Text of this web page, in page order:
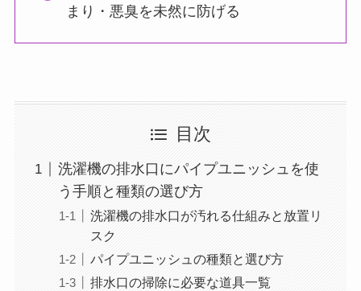
まり・悪臭を未然に防げる
目次
洗濯機の排水口にパイプユニッシュを使
う手順と種類の選び方
洗濯機の排水口が汚れる仕組みと放置リ
スク
パイプユニッシュの種類と選び方
排水口の掃除に必要な道具一覧